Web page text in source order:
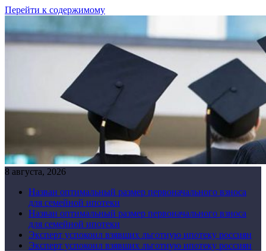
Перейти к содержимому
8 августа, 2026
Назван оптимальный размер первоначального взноса
для семейной ипотеки
Назван оптимальный размер первоначального взноса
для семейной ипотеки
Эксперт успокоил взявших льготную ипотеку россиян
Эксперт успокоил взявших льготную ипотеку россиян